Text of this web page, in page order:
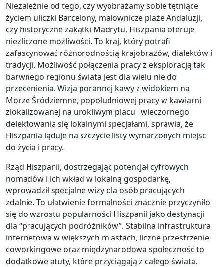
Niezależnie od tego, czy wyobrażamy sobie tętniące
życiem uliczki Barcelony, malownicze plaże Andaluzji,
czy historyczne zakątki Madrytu, Hiszpania oferuje
niezliczone możliwości. To kraj, który potrafi
zafascynować różnorodnością krajobrazów, dialektów i
tradycji. Możliwość połączenia pracy z eksploracją tak
barwnego regionu świata jest dla wielu nie do
przecenienia. Wizja porannej kawy z widokiem na
Morze Śródziemne, popołudniowej pracy w kawiarni
zlokalizowanej na urokliwym placu i wieczornego
delektowania się lokalnymi specjałami, sprawia, że
Hiszpania ląduje na szczycie listy wymarzonych miejsc
do życia i pracy.
Rząd Hiszpanii, dostrzegając potencjał cyfrowych
nomadów i ich wkład w lokalną gospodarkę,
wprowadził specjalne wizy dla osób pracujących
zdalnie. To ułatwienie formalności znacznie przyczyniło
się do wzrostu popularności Hiszpanii jako destynacji
dla “pracujących podróżników”. Stabilna infrastruktura
internetowa w większych miastach, liczne przestrzenie
coworkingowe oraz międzynarodowa społeczność to
dodatkowe atuty, które przyciągają z całego świata.